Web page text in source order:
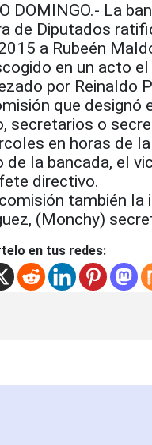
DOMINGO.- La
de Diputados
a Rubeén
en un acto
por Reinaldo
que
secretarios o
en horas de
de la bancada, el
directivo.
también la
(Monchy)
en tus redes: